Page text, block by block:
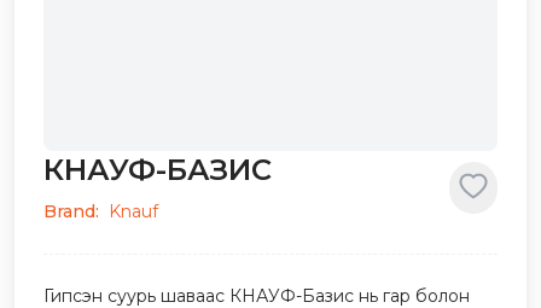
КНАУФ-БАЗИС
Brand: Knauf
Гипсэн суурь шаваас КНАУФ-Базис нь гар болон